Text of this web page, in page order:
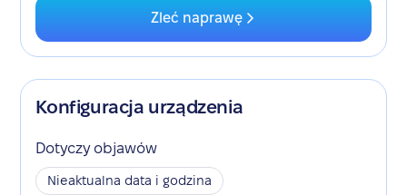
Zleć naprawę
Konfiguracja urządzenia
Dotyczy objawów
Nieaktualna data i godzina